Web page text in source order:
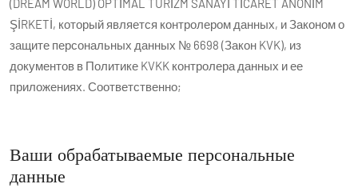
(DREAM WORLD) OPTİMAL TURİZM SANAYİ TİCARET ANONİM
ŞİRKETİ, который является контролером данных, и Законом о
защите персональных данных № 6698 (Закон KVK), из
документов в Политике KVKK контролера данных и ее
приложениях. Соответственно;
Ваши обрабатываемые персональные
данные